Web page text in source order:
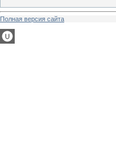
Полная версия сайта